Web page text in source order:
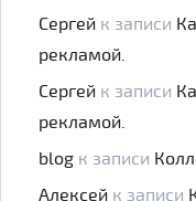
Сергей к записи
рекламой.
Сергей к записи
рекламой.
blog к записи
Алексей к записи